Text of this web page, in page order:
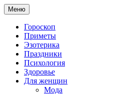
Меню
Гороскоп
Приметы
Эзотерика
Праздники
Психология
Здоровье
Для женщин
Мода